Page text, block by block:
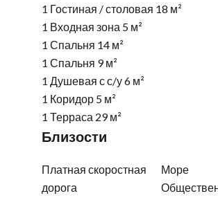
1 Гостиная / столовая 18 м²
1 Входная зона 5 м²
1 Спальня 14 м²
1 Спальня 9 м²
1 Душевая с с/у6 м²
1 Коридор 5 м²
1 Терраса 29 м²
Близости
Платная скоростная
дорога
Море